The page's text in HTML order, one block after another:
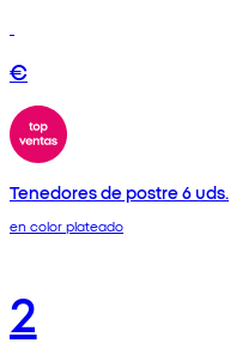
€
Tenedores de postre 6 uds.
en color plateado
2